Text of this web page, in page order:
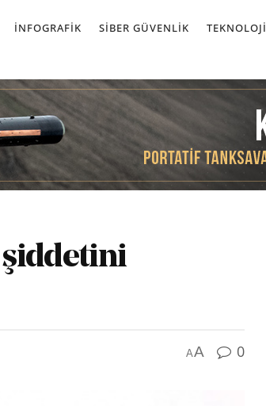
İNFOGRAFIK SIBER GÜVENLIK TEKNOLOJI
şiddetini
AA 0